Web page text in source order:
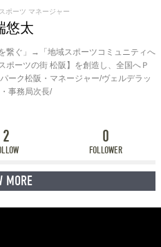
ポーツ マネージャー
悠太
繋ぐ」→「地域スポーツコミュニティへ
ポーツの街 松阪】を創造し、全国へＰ
ーク松阪・マネージャー/ヴェルデラッ
事務局次長/
2 0
FOLLOWER
MORE